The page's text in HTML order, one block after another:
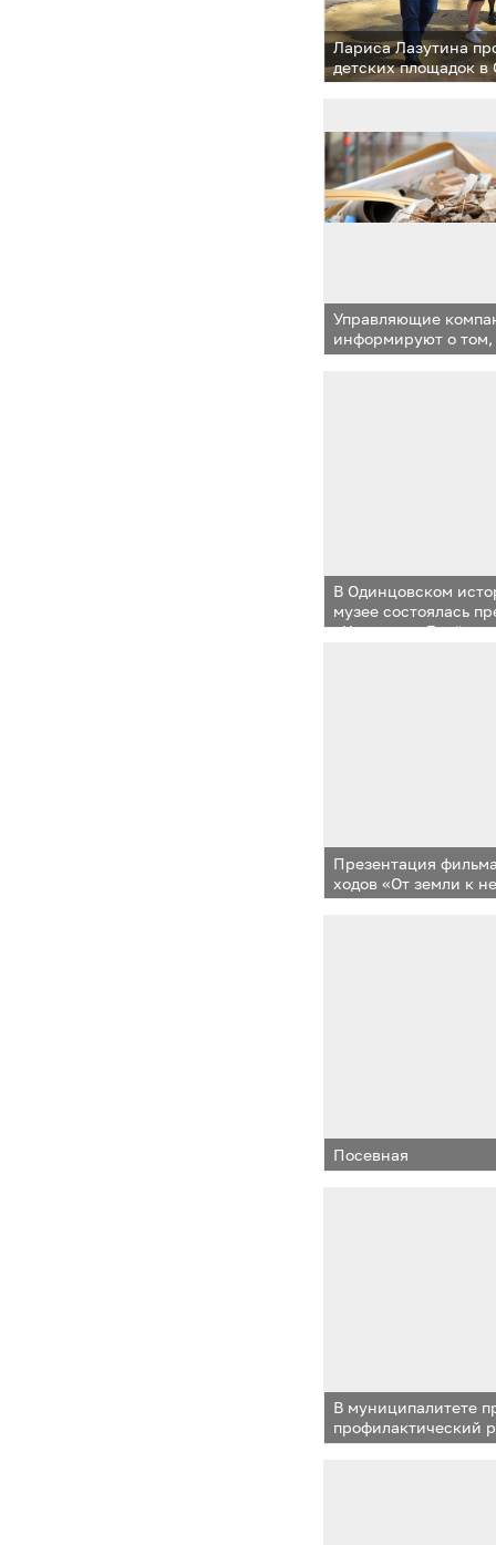
Лариса Лазутина
детских площадок в
Управляющие
информируют о том,
со строительными
В Одинцовском
музее состоялась
«Камчатка. Далёкая
Презентация
ходов «От земли к
Посевная
В муниципалитете
профилактический